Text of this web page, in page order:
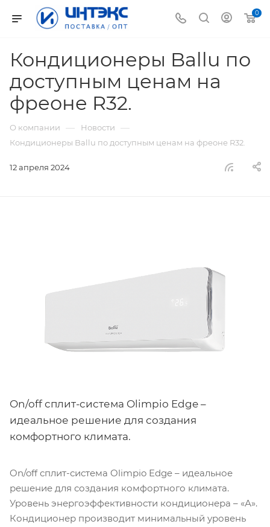
0
Кондиционеры Ballu по
доступным ценам на
фреоне R32.
О компании — Новости —
Кондиционеры Ballu по доступным ценам на фреоне R32.
12 апреля 2024
On/off сплит-система Olimpio Edge –
идеальное решение для создания
комфортного климата.
On/off сплит-система Olimpio Edge – идеальное
решение для создания комфортного климата.
Уровень энергоэффективности кондиционера – «А».
Кондиционер производит минимальный уровень